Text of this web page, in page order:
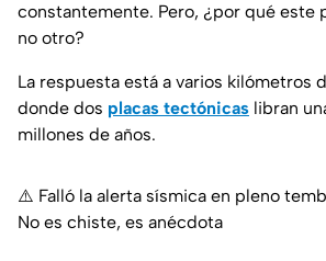
constantemente. Pero, ¿por qué este
no otro?
La respuesta está a varios kilómetros
donde dos placas tectónicas libran
millones de años.
⚠️ Falló la alerta sísmica en pleno
No es chiste, es anécdota